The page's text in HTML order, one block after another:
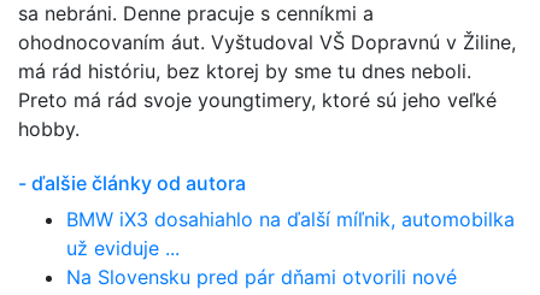
sa nebráni. Denne pracuje s cenníkmi a
ohodnocovaním áut. Vyštudoval VŠ Dopravnú v Žiline,
má rád históriu, bez ktorej by sme tu dnes neboli.
Preto má rád svoje youngtimery, ktoré sú jeho veľké
hobby.
- ďalšie články od autora
BMW iX3 dosahiahlo na ďalší míľnik, automobilka
už eviduje ...
Na Slovensku pred pár dňami otvorili nové